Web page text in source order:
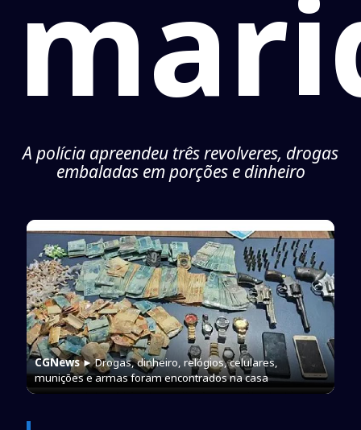
A polícia apreendeu três revolveres, drogas
embaladas em porções e dinheiro
CGNews► Drogas, dinheiro, relógios, celulares,
munições e armas foram encontrados na casa